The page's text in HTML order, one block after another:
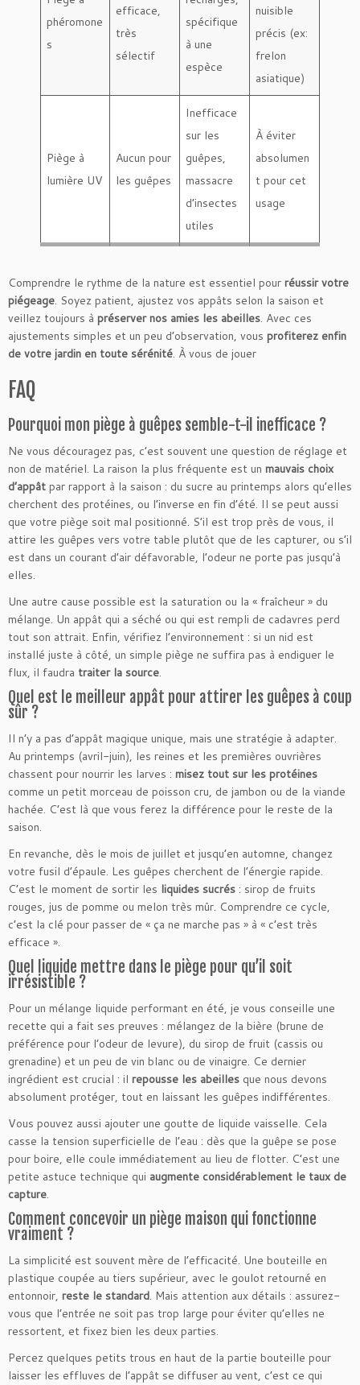
phéromone
s
efficace,
très
sélectif
spécifique
à une
espèce
nuisible
précis (ex:
frelon
asiatique)
Piège à
lumière UV
Aucun pour
les guêpes
Inefficace
sur les
guêpes,
massacre
d’insectes
utiles
À éviter
absolumen
t pour cet
usage
Comprendre le rythme de la nature est essentiel pour réussir votre
piégeage. Soyez patient, ajustez vos appâts selon la saison et
veillez toujours à préserver nos amies les abeilles. Avec ces
ajustements simples et un peu d’observation, vous profiterez enfin
de votre jardin en toute sérénité. À vous de jouer
FAQ
Pourquoi mon piège à guêpes semble-t-il inefficace ?
Ne vous découragez pas, c’est souvent une question de réglage et
non de matériel. La raison la plus fréquente est un mauvais choix
d’appât par rapport à la saison : du sucre au printemps alors qu’elles
cherchent des protéines, ou l’inverse en fin d’été. Il se peut aussi
que votre piège soit mal positionné. S’il est trop près de vous, il
attire les guêpes vers votre table plutôt que de les capturer, ou s’il
est dans un courant d’air défavorable, l’odeur ne porte pas jusqu’à
elles.
Une autre cause possible est la saturation ou la « fraîcheur » du
mélange. Un appât qui a séché ou qui est rempli de cadavres perd
tout son attrait. Enfin, vérifiez l’environnement : si un nid est
installé juste à côté, un simple piège ne suffira pas à endiguer le
flux, il faudra traiter la source.
Quel est le meilleur appât pour attirer les guêpes à coup
sûr ?
Il n’y a pas d’appât magique unique, mais une stratégie à adapter.
Au printemps (avril-juin), les reines et les premières ouvrières
chassent pour nourrir les larves : misez tout sur les protéines
comme un petit morceau de poisson cru, de jambon ou de la viande
hachée. C’est là que vous ferez la différence pour le reste de la
saison.
En revanche, dès le mois de juillet et jusqu’en automne, changez
votre fusil d’épaule. Les guêpes cherchent de l’énergie rapide.
C’est le moment de sortir les liquides sucrés : sirop de fruits
rouges, jus de pomme ou melon très mûr. Comprendre ce cycle,
c’est la clé pour passer de « ça ne marche pas » à « c’est très
efficace ».
Quel liquide mettre dans le piège pour qu’il soit
irrésistible ?
Pour un mélange liquide performant en été, je vous conseille une
recette qui a fait ses preuves : mélangez de la bière (brune de
préférence pour l’odeur de levure), du sirop de fruit (cassis ou
grenadine) et un peu de vin blanc ou de vinaigre. Ce dernier
ingrédient est crucial : il repousse les abeilles que nous devons
absolument protéger, tout en laissant les guêpes indifférentes.
Vous pouvez aussi ajouter une goutte de liquide vaisselle. Cela
casse la tension superficielle de l’eau : dès que la guêpe se pose
pour boire, elle coule immédiatement au lieu de flotter. C’est une
petite astuce technique qui augmente considérablement le taux de
capture.
Comment concevoir un piège maison qui fonctionne
vraiment ?
La simplicité est souvent mère de l’efficacité. Une bouteille en
plastique coupée au tiers supérieur, avec le goulot retourné en
entonnoir, reste le standard. Mais attention aux détails : assurez-
vous que l’entrée ne soit pas trop large pour éviter qu’elles ne
ressortent, et fixez bien les deux parties.
Percez quelques petits trous en haut de la partie bouteille pour
laisser les effluves de l’appât se diffuser au vent, c’est ce qui